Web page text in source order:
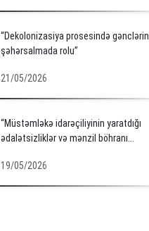
“Dekolonizasiya prosesində gənclərin
şəhərsalmada rolu”
21/05/2026
“Müstəmləkə idarəçiliyinin yaratdığı
ədalətsizliklər və mənzil böhranı...
19/05/2026